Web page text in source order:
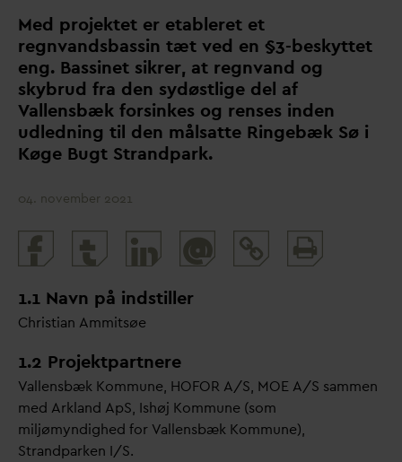
Med projektet er etableret et
regnvandsbassin tæt ved en §3-beskyttet
eng. Bassinet sikrer, at regnvand og
skybrud fra den sydøstlige del af
Vallensbæk forsinkes og renses inden
udledning til den målsatte Ringebæk Sø i
Køge Bugt Strandpark.
04. november 2021
@
and
1.1 Navn på indstiller
Christian Ammitsøe
1.2 Projektpartnere
Vallensbæk Kommune, HOFOR A/S, MOE A/S sammen
med Arkland ApS, Ishøj Kommune (som
miljømyndighed for Vallensbæk Kommune),
Strandparken I/S.